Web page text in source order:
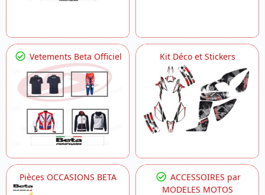
Vetements Beta Officiel Kit Déco et Stickers
Pièces OCCASIONS BETA
ACCESSOIRES par
MODELES MOTOS